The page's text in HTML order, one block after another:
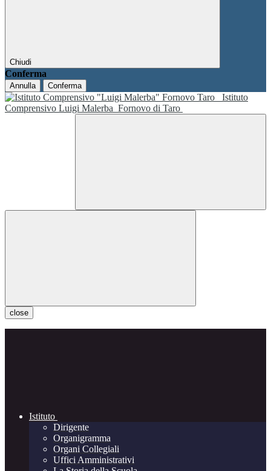
Chiudi
Conferma
Annulla Conferma
Istituto
Comprensivo Luigi Malerba Fornovo di Taro
close
Istituto
Dirigente
Organigramma
Organi Collegiali
Uffici Amministrativi